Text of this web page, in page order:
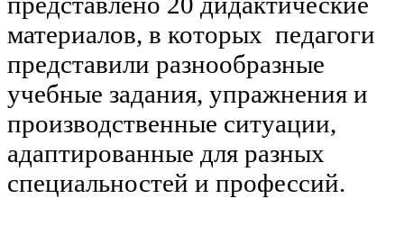
материалов, в которых педагоги
представили разнообразные
учебные задания, упражнения и
производственные ситуации,
адаптированные для разных
специальностей и профессий.